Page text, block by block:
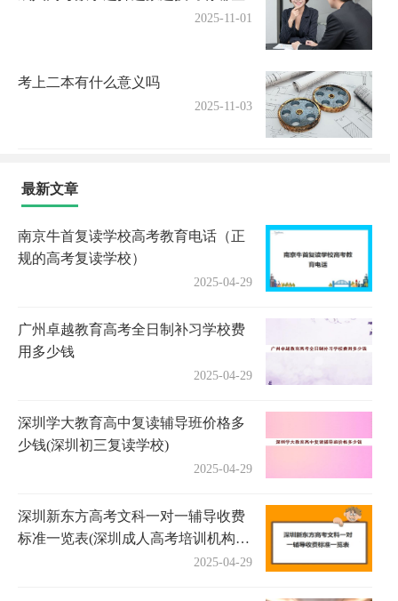
2025-11-01
考上二本有什么意义吗
2025-11-03
最新文章
南京牛首复读学校高考教育电话（正
规的高考复读学校）
2025-04-29
广州卓越教育高考全日制补习学校费
用多少钱
2025-04-29
深圳学大教育高中复读辅导班价格多
少钱(深圳初三复读学校)
2025-04-29
深圳新东方高考文科一对一辅导收费
标准一览表(深圳成人高考培训机构有
2025-04-29